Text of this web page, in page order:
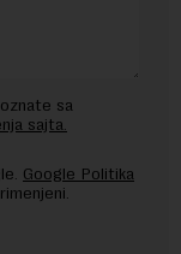
sa
sajta.
Google Politika